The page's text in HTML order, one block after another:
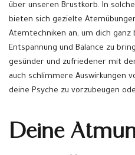
über unseren Brustkorb. In
bieten sich gezielte
Atemtechniken an, um dich
Entspannung und Balance zu
gesünder und zufriedener mit
auch schlimmere Auswirkungen
deine Psyche zu vorzubeugen
Deine